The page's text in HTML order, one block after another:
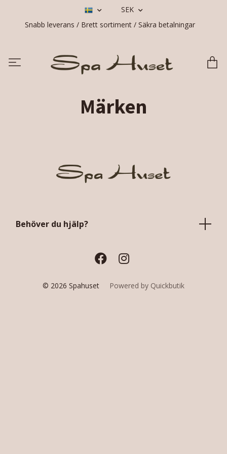
SEK
Snabb leverans / Brett sortiment / Säkra betalningar
Märken
Behöver du hjälp?
© 2026 Spahuset Powered by Quickbutik